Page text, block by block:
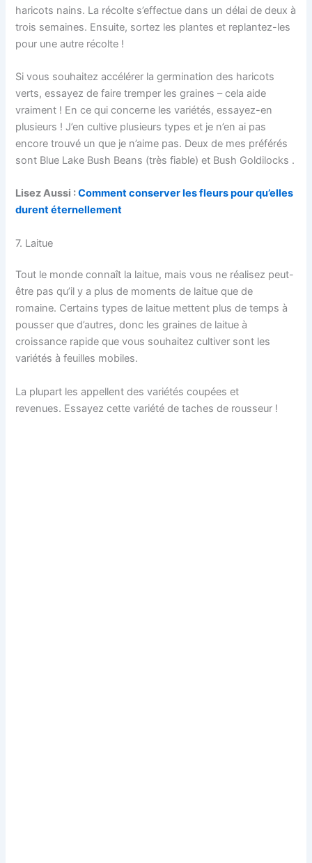
haricots nains. La récolte s’effectue dans un délai de deux à
trois semaines. Ensuite, sortez les plantes et replantez-les
pour une autre récolte !
Si vous souhaitez accélérer la germination des haricots
verts, essayez de faire tremper les graines – cela aide
vraiment ! En ce qui concerne les variétés, essayez-en
plusieurs ! J’en cultive plusieurs types et je n’en ai pas
encore trouvé un que je n’aime pas. Deux de mes préférés
sont Blue Lake Bush Beans (très fiable) et Bush Goldilocks .
Lisez Aussi :Comment conserver les fleurs pour qu’elles
durent éternellement
7. Laitue
Tout le monde connaît la laitue, mais vous ne réalisez peut-
être pas qu’il y a plus de moments de laitue que de
romaine. Certains types de laitue mettent plus de temps à
pousser que d’autres, donc les graines de laitue à
croissance rapide que vous souhaitez cultiver sont les
variétés à feuilles mobiles.
La plupart les appellent des variétés coupées et
revenues. Essayez cette variété de taches de rousseur !